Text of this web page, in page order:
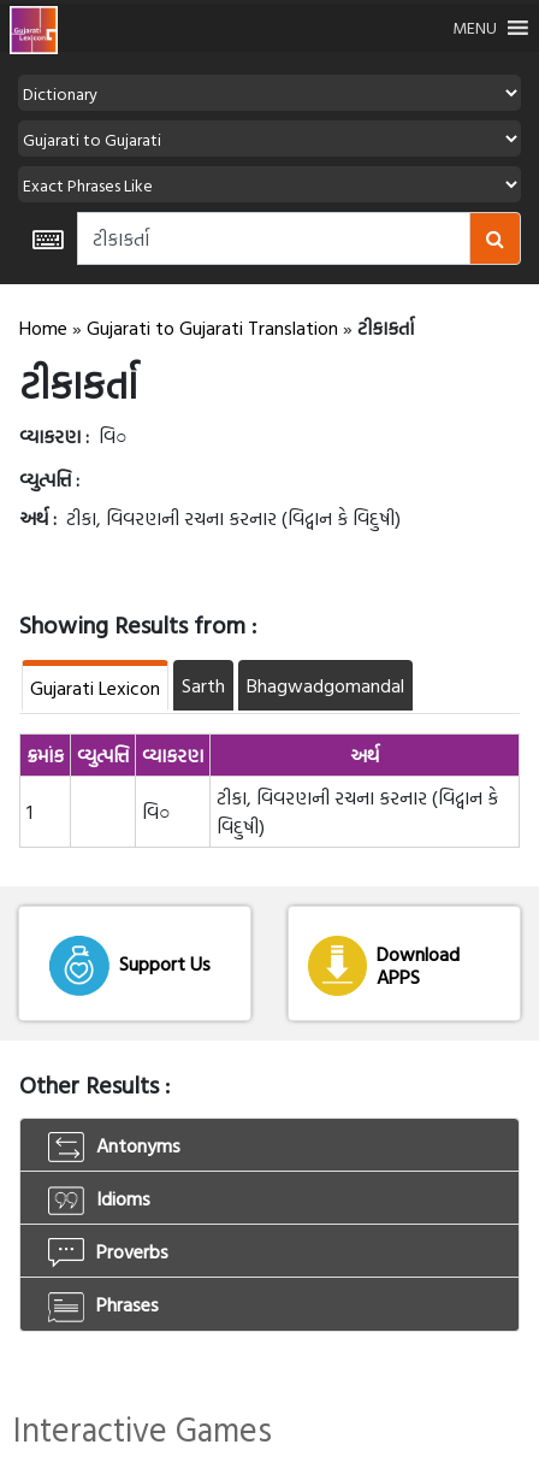
MENU
Home » Gujarati to Gujarati Translation » ટીકાકર્તા
ટીકાકર્તા
વ્યાકરણ : વિ○
વ્યુત્પત્તિ :
અર્થ : ટીકા, વિવરણની રચના કરનાર (વિદ્વાન કે વિદુષી)
Showing Results from :
Gujarati Lexicon Sarth Bhagwadgomandal
ક્રમાંક વ્યુત્પત્તિ વ્યાકરણ
અર્થ
1
વિ○
ટીકા, વિવરણની રચના કરનાર (વિદ્વાન કે
વિદુષી)
Support Us Download
APPS
Other Results :
Antonyms
Idioms
Proverbs
Phrases
Interactive Games